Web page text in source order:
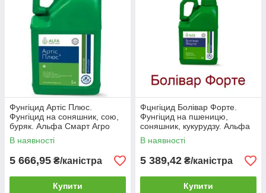
Фунгіцид Артіс Плюс.
Фунгіцид на соняшник, сою,
буряк. Альфа Смарт Агро
В наявності
5 666,95 ₴/каністра
Купити
Фцнгіцид Болівар Форте.
Фунгіцид на пшеницю,
соняшник, кукурудзу. Альфа
Смарт Агро
В наявності
5 389,42 ₴/каністра
Купити